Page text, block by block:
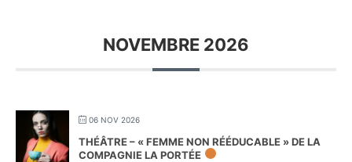
NOVEMBRE 2026
06 NOV 2026
THÉÂTRE – « FEMME NON RÉÉDUCABLE » DE LA
COMPAGNIE LA PORTÉE